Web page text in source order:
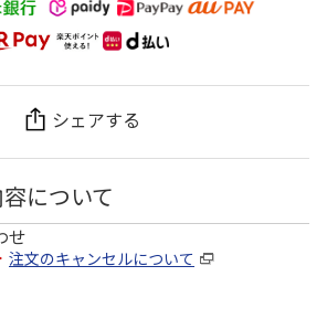
シェアする
について
せ
注文のキャンセルについて